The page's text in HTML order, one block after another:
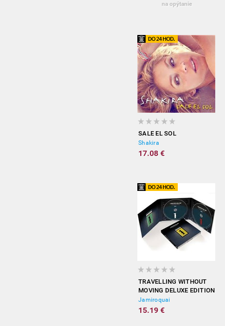
na opýtanie
SALE EL SOL
Shakira
17.08 €
TRAVELLING WITHOUT
MOVING DELUXE EDITION
Jamiroquai
15.19 €